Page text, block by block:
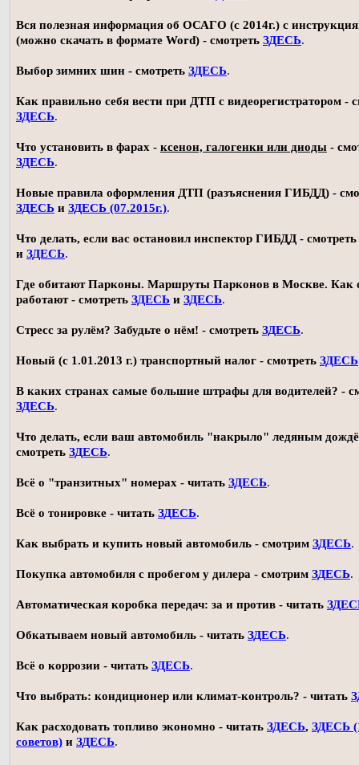
Вся полезная информация об ОСАГО (с 2014г.) с
(можно скачать в формате Word) - смотреть ЗДЕСЬ.
Выбор зимних шин - смотреть ЗДЕСЬ.
Как правильно себя вести при ДТП с видеорегистратором -
ЗДЕСЬ.
Что установить в фарах - ксенон, галогенки или диоды -
ЗДЕСЬ.
Новые правила оформления ДТП (разъяснения ГИБДД) -
ЗДЕСЬ и ЗДЕСЬ (07.2015г.).
Что делать, если вас остановил инспектор ГИБДД - смотреть
и ЗДЕСЬ.
Где обитают Парконы. Маршруты Парконов в Москве. Как
работают - смотреть ЗДЕСЬ и ЗДЕСЬ.
Стресс за рулём? Забудьте о нём! - смотреть ЗДЕСЬ.
Новый (с 1.01.2013 г.) транспортный налог - смотреть ЗДЕСЬ
В каких странах самые большие штрафы для водителей? -
ЗДЕСЬ.
Что делать, если ваш автомобиль "накрыло" ледяным
смотреть ЗДЕСЬ.
Всё о "транзитных" номерах - читать ЗДЕСЬ.
Всё о тонировке - читать ЗДЕСЬ.
Как выбрать и купить новый автомобиль - смотрим ЗДЕСЬ.
Покупка автомобиля с пробегом у дилера - смотрим ЗДЕСЬ.
Автоматическая коробка передач: за и против - читать
Обкатываем новый автомобиль - читать ЗДЕСЬ.
Всё о коррозии - читать ЗДЕСЬ.
Что выбрать: кондиционер или климат-контроль? - читать
Как расходовать топливо экономно - читать ЗДЕСЬ, ЗДЕСЬ
советов) и ЗДЕСЬ.